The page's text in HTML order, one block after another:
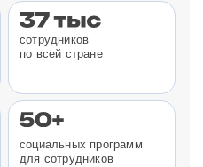
сотрудников
по всей стране
социальных программ
для сотрудников